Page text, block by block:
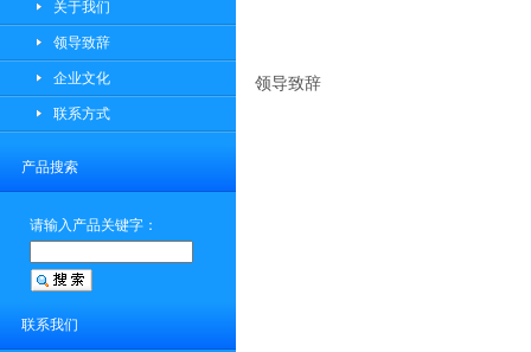
关于我们
领导致辞
企业文化
联系方式
产品搜索
请输入产品关键字：
联系我们
领导致辞